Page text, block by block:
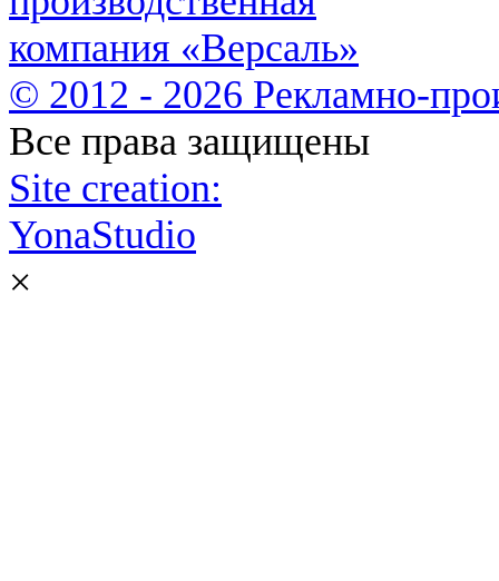
© 2012 - 2026 Рекламно-
Все права защищены
Site creation:
YonaStudio
×